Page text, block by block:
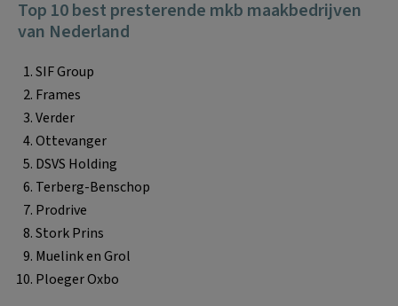
Top 10 best presterende mkb maakbedrijven
van Nederland
SIF Group
Frames
Verder
Ottevanger
DSVS Holding
Terberg-Benschop
Prodrive
Stork Prins
Muelink en Grol
Ploeger Oxbo